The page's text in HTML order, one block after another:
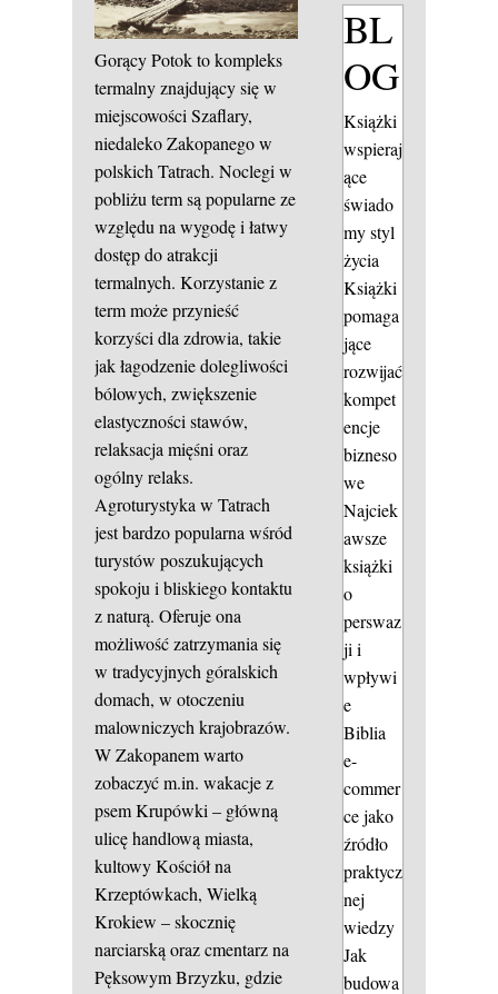
Gorący Potok to kompleks
termalny znajdujący się w
miejscowości Szaflary,
niedaleko Zakopanego w
polskich Tatrach. Noclegi w
pobliżu term są popularne ze
względu na wygodę i łatwy
dostęp do atrakcji
termalnych. Korzystanie z
term może przynieść
korzyści dla zdrowia, takie
jak łagodzenie dolegliwości
bólowych, zwiększenie
elastyczności stawów,
relaksacja mięśni oraz
ogólny relaks.
Agroturystyka w Tatrach
jest bardzo popularna wśród
turystów poszukujących
spokoju i bliskiego kontaktu
z naturą. Oferuje ona
możliwość zatrzymania się
w tradycyjnych góralskich
domach, w otoczeniu
malowniczych krajobrazów.
W Zakopanem warto
zobaczyć m.in. wakacje z
psemKrupówki – główną
ulicę handlową miasta,
kultowy Kościół na
Krzeptówkach, Wielką
Krokiew – skocznię
narciarską oraz cmentarz na
Pęksowym Brzyzku, gdzie
BL
OG
Książki
wspieraj
ące
świado
my styl
życia
Książki
pomaga
jące
rozwijać
kompet
encje
bizneso
we
Najciek
awsze
książki
o
perswaz
ji i
wpływi
e
Biblia
e-
commer
ce jako
źródło
praktycz
nej
wiedzy
Jak
budowa